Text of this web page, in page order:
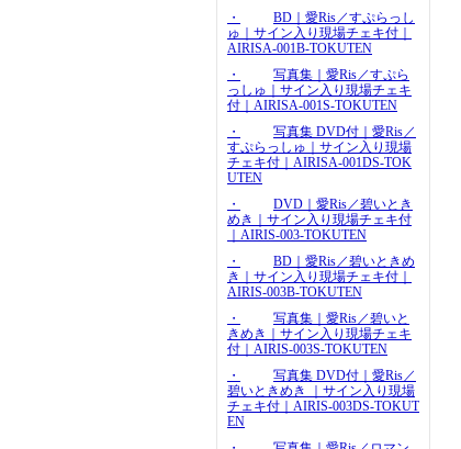
・
BD｜愛Ris／すぷらっし
ゅ｜サイン入り現場チェキ付｜
AIRISA-001B-TOKUTEN
・
写真集｜愛Ris／すぷら
っしゅ｜サイン入り現場チェキ
付｜AIRISA-001S-TOKUTEN
・
写真集 DVD付｜愛Ris／
すぷらっしゅ｜サイン入り現場
チェキ付｜AIRISA-001DS-TOK
UTEN
・
DVD｜愛Ris／碧いとき
めき｜サイン入り現場チェキ付
｜AIRIS-003-TOKUTEN
・
BD｜愛Ris／碧いときめ
き｜サイン入り現場チェキ付｜
AIRIS-003B-TOKUTEN
・
写真集｜愛Ris／碧いと
きめき｜サイン入り現場チェキ
付｜AIRIS-003S-TOKUTEN
・
写真集 DVD付｜愛Ris／
碧いときめき ｜サイン入り現場
チェキ付｜AIRIS-003DS-TOKUT
EN